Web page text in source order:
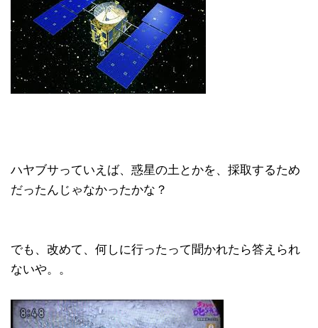
ハヤブサっていえば、惑星の土とかを、採取するため
だったんじゃなかったかな？
でも、改めて、何しに行ったって聞かれたら答えられ
ないや。。